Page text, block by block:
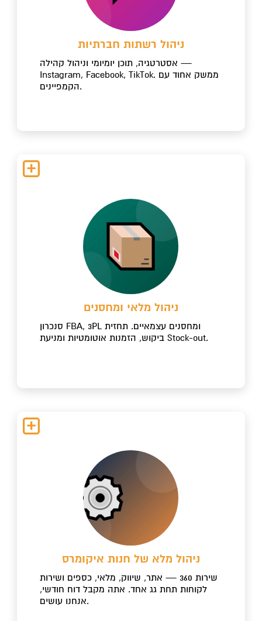
ניהול רשתות חברתיות
אסטרטגיה, תוכן יומיומי וניהול קהילה —
Instagram, Facebook, TikTok. ממשק אחוד עם
הקמפיינים.
ניהול מלאי ומחסנים
סנכרון FBA, 3PL ומחסנים עצמאיים. תחזית
ביקוש, הזמנות אוטומטיות ומניעת Stock-out.
ניהול מלא של חנות איקומרס
שירות 360 — אתר, שיווק, מלאי, כספים ושירות
לקוחות תחת גג אחד. אתה מקבל דוח חודשי,
אנחנו עושים.